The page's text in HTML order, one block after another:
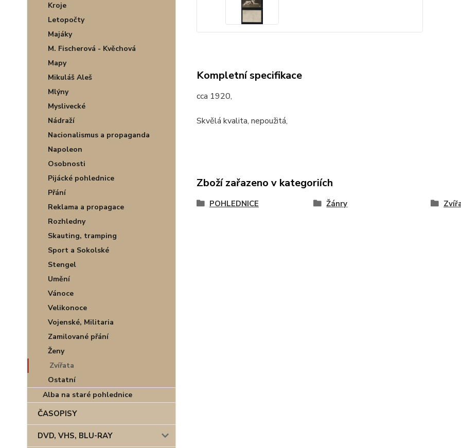
Kroje
Letopočty
Majáky
M. Fischerová - Kvěchová
Mapy
Mikuláš Aleš
Mlýny
Myslivecké
Nádraží
Nacionalismus a propaganda
Napoleon
Osobnosti
Pijácké pohlednice
Přání
Reklama a propagace
Rozhledny
Skauting, tramping
Sport a Sokolské
Stengel
Umění
Vánoce
Velikonoce
Vojenské, Militaria
Zamilované přání
Ženy
Zvířata
Ostatní
Alba na staré pohlednice
ČASOPISY
DVD, VHS, BLU-RAY
Kompletní specifikace
cca 1920,
Skvělá kvalita, nepoužitá,
Zboží zařazeno v kategoriích
POHLEDNICE Žánry